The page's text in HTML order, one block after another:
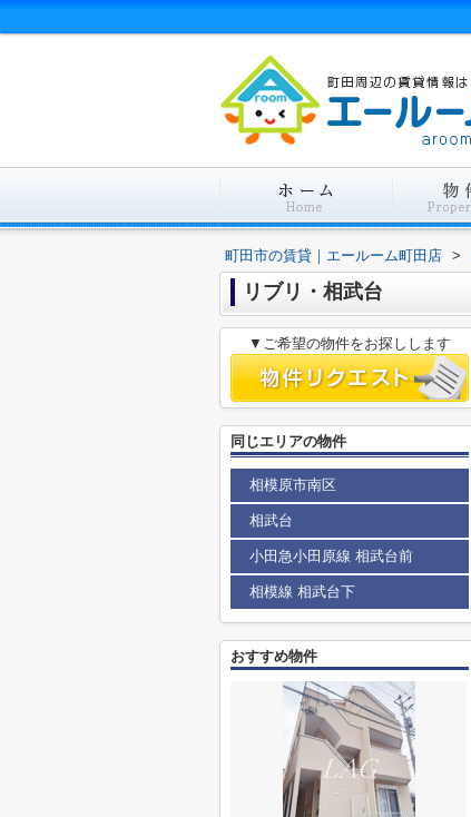
町田市の賃貸｜エールーム町田店 >
リブリ・相武台
▼ご希望の物件をお探しします
同じエリアの物件
相模原市南区
相武台
小田急小田原線 相武台前
相模線 相武台下
おすすめ物件